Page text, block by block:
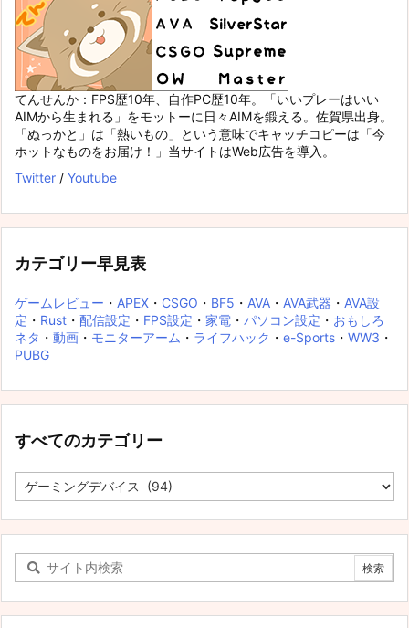
てんせんか：FPS歴10年、自作PC歴10年。「いいプレーはいい
AIMから生まれる」をモットーに日々AIMを鍛える。佐賀県出身。
「ぬっかと」は「熱いもの」という意味でキャッチコピーは「今
ホットなものをお届け！」当サイトはWeb広告を導入。
Twitter / Youtube
カテゴリー早見表
ゲームレビュー ・ APEX ・ CSGO ・ BF5 ・ AVA ・ AVA武器 ・ AVA設
定 ・ Rust ・ 配信設定 ・ FPS設定 ・ 家電 ・ パソコン設定 ・ おもしろ
ネタ ・ 動画 ・ モニターアーム ・ ライフハック ・ e-Sports ・ WW3 ・
PUBG
すべてのカテゴリー
べ
の
カ
ゴ
リ
ー